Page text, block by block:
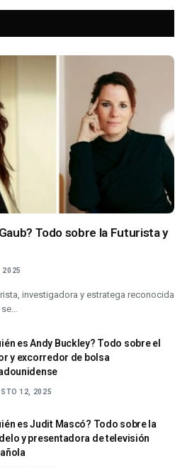
Todo sobre la Futurista y
2025
investigadora y estratega reconocida
se…
es Andy Buckley? Todo sobre el
y excorredor de bolsa
12, 2025
es Judit Mascó? Todo sobre la
y presentadora de televisión